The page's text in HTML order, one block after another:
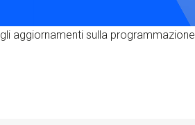
aggiornamenti sulla